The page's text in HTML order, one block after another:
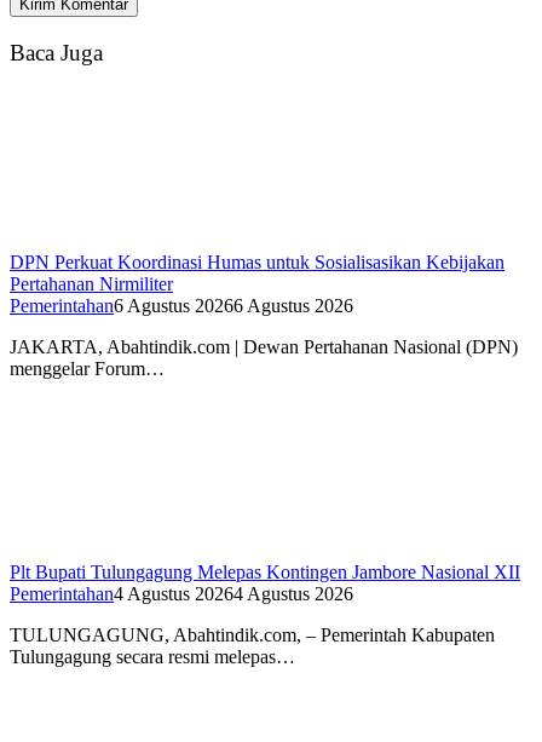
Baca Juga
DPN Perkuat Koordinasi Humas untuk Sosialisasikan Kebijakan
Pertahanan Nirmiliter
Pemerintahan6 Agustus 20266 Agustus 2026
JAKARTA, Abahtindik.com | Dewan Pertahanan Nasional (DPN)
menggelar Forum…
Plt Bupati Tulungagung Melepas Kontingen Jambore Nasional XII
Pemerintahan4 Agustus 20264 Agustus 2026
TULUNGAGUNG, Abahtindik.com, – Pemerintah Kabupaten
Tulungagung secara resmi melepas…